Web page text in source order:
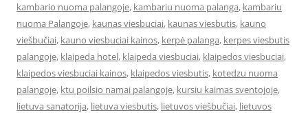
kambario nuoma palangoje, kambariu nuoma palanga, kambariu
nuoma Palangoje, kaunas viesbuciai, kaunas viesbutis, kauno
viešbučiai, kauno viesbuciai kainos, kerpė palanga, kerpes viesbutis
palangoje, klaipeda hotel, klaipeda viesbuciai, klaipedos viesbuciai,
klaipedos viesbuciai kainos, klaipedos viesbutis, kotedzu nuoma
palangoje, ktu poilsio namai palangoje, kursiu kaimas sventojoje,
lietuva sanatorija, lietuva viesbutis, lietuvos viešbučiai, lietuvos